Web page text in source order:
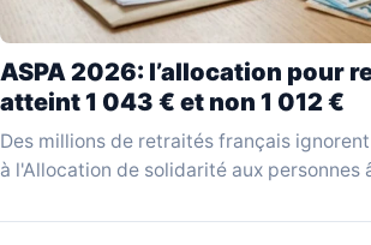
ASPA 2026: l’allocation pour
atteint 1 043 € et non 1 012 €
Des millions de retraités français
à l'Allocation de solidarité aux personnes